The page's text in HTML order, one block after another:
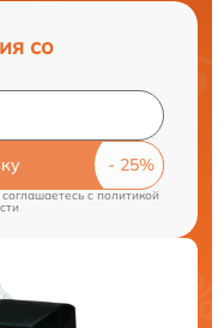
со
cполитикой